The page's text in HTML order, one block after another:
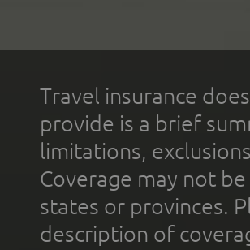
Travel insurance
provide is a brief
limitations,
Coverage may not
states or provinces.
description of